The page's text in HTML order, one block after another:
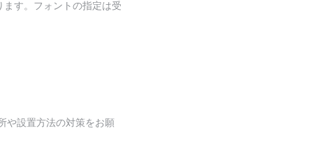
す。フォントの指定は受
や設置方法の対策をお願